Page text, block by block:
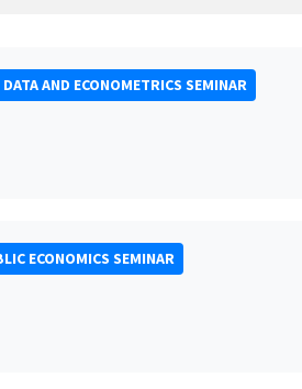
AND ECONOMETRICS SEMINAR
ECONOMICS SEMINAR